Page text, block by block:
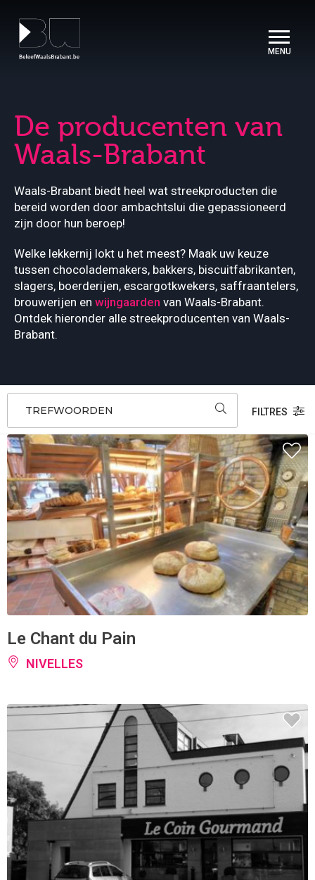
De producenten van
Waals-Brabant
Waals-Brabant biedt heel wat streekproducten die
bereid worden door ambachtslui die gepassioneerd
zijn door hun beroep!
Welke lekkernij lokt u het meest? Maak uw keuze
tussen chocolademakers, bakkers, biscuitfabrikanten,
slagers, boerderijen, escargotkwekers, saffraantelers,
brouwerijen en wijngaarden van Waals-Brabant.
Ontdek hieronder alle streekproducenten van Waals-
Brabant.
TREFWOORDEN FILTRES
Le Chant du Pain
NIVELLES